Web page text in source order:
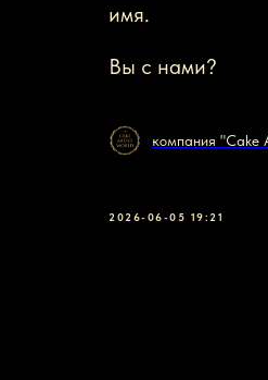
имя.
Вы с нами?
компания "Cake
2026-06-05 19:21